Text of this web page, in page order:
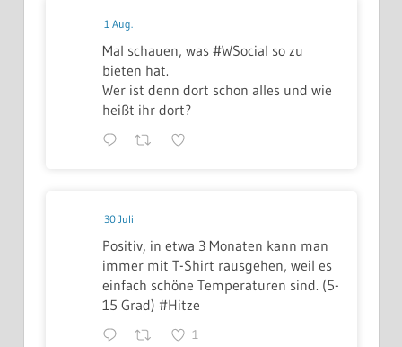
1 Aug.
Mal schauen, was #WSocial so zu
bieten hat.
Wer ist denn dort schon alles und wie
heißt ihr dort?
30 Juli
Positiv, in etwa 3 Monaten kann man
immer mit T-Shirt rausgehen, weil es
einfach schöne Temperaturen sind. (5-
15 Grad) #Hitze
1